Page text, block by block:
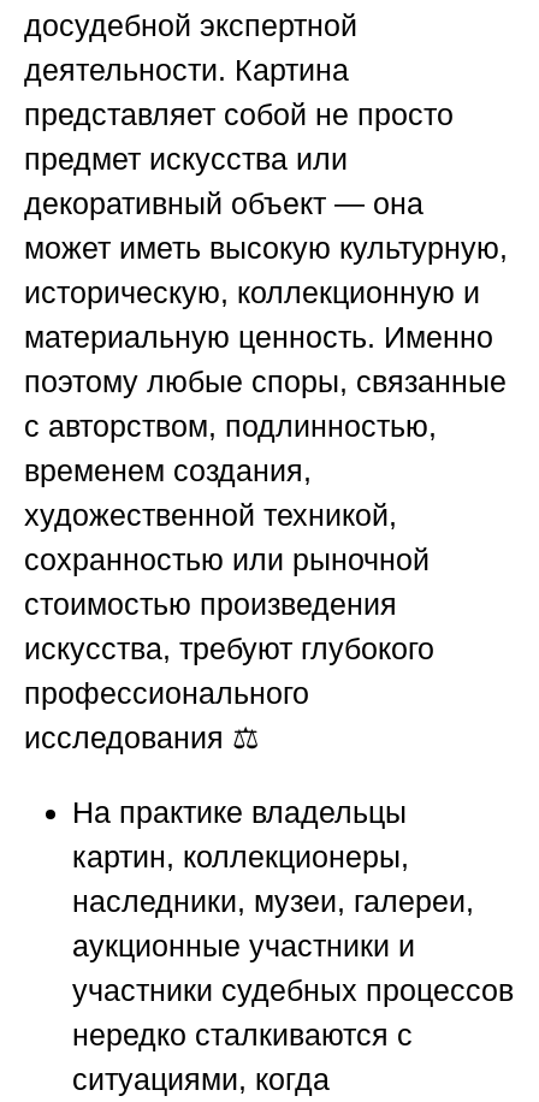
досудебной экспертной
деятельности. Картина
представляет собой не просто
предмет искусства или
декоративный объект — она
может иметь высокую культурную,
историческую, коллекционную и
материальную ценность. Именно
поэтому любые споры, связанные
с авторством, подлинностью,
временем создания,
художественной техникой,
сохранностью или рыночной
стоимостью произведения
искусства, требуют глубокого
профессионального
исследования ⚖️
На практике владельцы
картин, коллекционеры,
наследники, музеи, галереи,
аукционные участники и
участники судебных процессов
нередко сталкиваются с
ситуациями, когда